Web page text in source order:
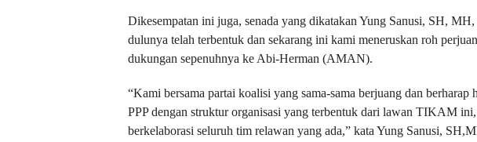
Dikesempatan ini juga, senada yang dikatakan Yung Sanusi, SH,
dulunya telah terbentuk dan sekarang ini kami meneruskan roh
dukungan sepenuhnya ke Abi-Herman (AMAN).
“Kami bersama partai koalisi yang sama-sama berjuang dan berharap
PPP dengan struktur organisasi yang terbentuk dari lawan TIKAM
berkelaborasi seluruh tim relawan yang ada,” kata Yung Sanusi,